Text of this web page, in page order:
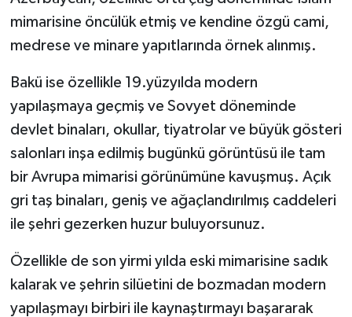
mimarisine öncülük etmiş ve kendine özgü cami,
medrese ve minare yapıtlarında örnek alınmış.
Bakü ise özellikle 19.yüzyılda modern
yapılaşmaya geçmiş ve Sovyet döneminde
devlet binaları, okullar, tiyatrolar ve büyük gösteri
salonları inşa edilmiş bugünkü görüntüsü ile tam
bir Avrupa mimarisi görünümüne kavuşmuş. Açık
gri taş binaları, geniş ve ağaçlandırılmış caddeleri
ile şehri gezerken huzur buluyorsunuz.
Özellikle de son yirmi yılda eski mimarisine sadık
kalarak ve şehrin silüetini de bozmadan modern
yapılaşmayı birbiri ile kaynaştırmayı başararak